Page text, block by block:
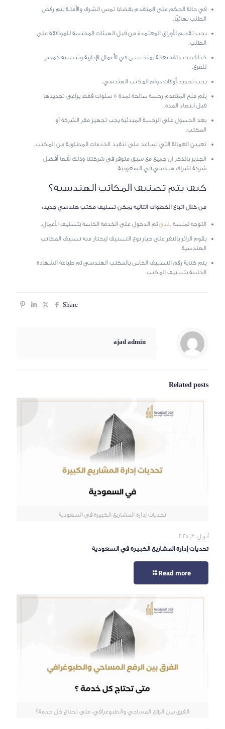
في حالة الحكم على المتقدم بقضايا تمس الشرف والأمانة يتم رفض
الطلب نهائيًا.
يجب تقديم الأوراق المعتمدة من قبل الهيئات المختصة للموافقة على
الطلب.
كذلك يجب الاستعانة بمتخصص في الأعمال الإدارية وتنصيبه كمدير
للفرع.
يجب تحديد أوقات دوام المكتب الهندسي.
يتم منح المتقدم رخصة صالحة لمدة 5 سنوات فقط يراعى تجديدها
قبل انتهاء المدة.
بعد الحصول على الرخصة المبدئية يجب تجهيز مقر الشركة أو
المكتب.
تعيين العمالة التي تساعد على تنفيذ الخدمات المطلوبة من المكتب.
الجدير بالذكر ان جميع مع سبق متوفر في شركتنا وذلك لأنها أفضل
شركة اشراف هندسي في السعودية.
كيف يتم تصنيف المكاتب الهندسية؟
من خلال اتباع الخطوات التالية يمكن تصنيف مكتب هندسي جديد:
التوجه لمنصةبلديثم الدخول على الخدمة الخاصة بتصنيف الأعمال.
يقوم الزائر بالنقر على خيار نوع التصنيف ليختار منه تصنيف المكاتب
الهندسية.
يتم كتابة رقم التصنيف الخاص بالمكتب الهندسي ثم طباعة الشهادة
الخاصة بتصنيف المكتب.
Share
ajad admin
Related posts
تحديات إدارة المشاريع الكبيرة في السعودية
أبريل 30, 2025
تحديات إدارة المشاريع الكبيرة في السعودية
Read more
الفرق بين الرفع المساحي والطبوغرافي: متى تحتاج كل خدمة؟